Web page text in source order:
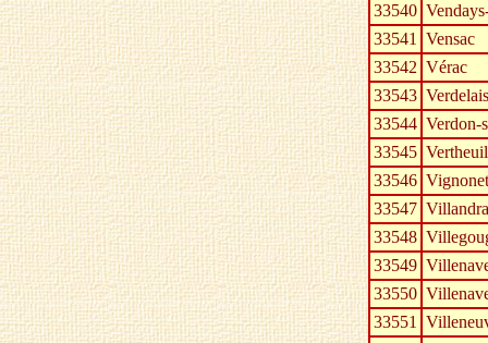
33540
33541 Vensac
33542 Vérac
33543 Verdelais
33544 Verdon-
33545 Vertheuil
33546 Vignonet
33547
33548
33549
33550
33551